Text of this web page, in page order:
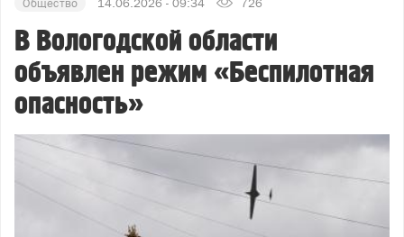
Общество 14.06.2026 - 09:34 726
В Вологодской области
объявлен режим «Беспилотная
опасность»